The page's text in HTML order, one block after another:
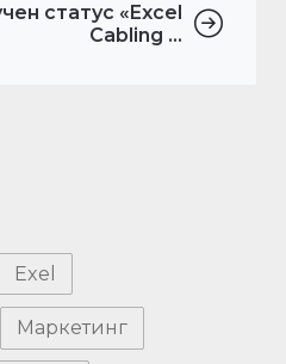
статус «Excel
Cabling ...
Exel
Маркетинг